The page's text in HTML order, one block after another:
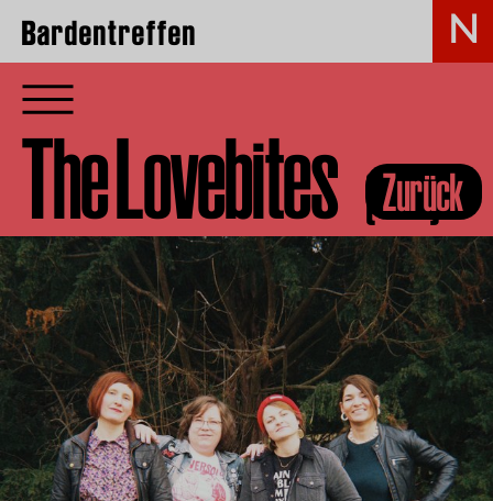
Bardentreffen
The Lovebites (GER)
Zurück